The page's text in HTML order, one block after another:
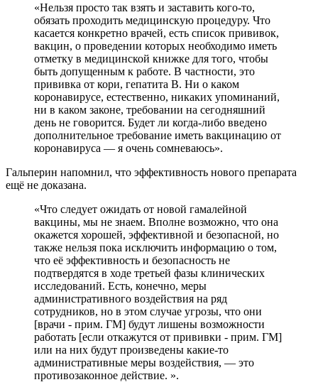
«Нельзя просто так взять и заставить кого-то,
обязать проходить медицинскую процедуру. Что
касается конкретно врачей, есть список прививок,
вакцин, о проведении которых необходимо иметь
отметку в медицинской книжке для того, чтобы
быть допущенным к работе. В частности, это
прививка от кори, гепатита В. Ни о каком
коронавирусе, естественно, никаких упоминаний,
ни в каком законе, требовании на сегодняшний
день не говорится. Будет ли когда-либо введено
дополнительное требование иметь вакцинацию от
коронавируса — я очень сомневаюсь».
Гальперин напомнил, что эффективность нового препарата
ещё не доказана.
«Что следует ожидать от новой гамалейной
вакцины, мы не знаем. Вполне возможно, что она
окажется хорошей, эффективной и безопасной, но
также нельзя пока исключить информацию о том,
что её эффективность и безопасность не
подтвердятся в ходе третьей фазы клинических
исследований. Есть, конечно, меры
административного воздействия на ряд
сотрудников, но в этом случае угрозы, что они
[врачи - прим. ГМ] будут лишены возможности
работать [если откажутся от прививки - прим. ГМ]
или на них будут произведены какие-то
административные меры воздействия, — это
противозаконное действие. ».